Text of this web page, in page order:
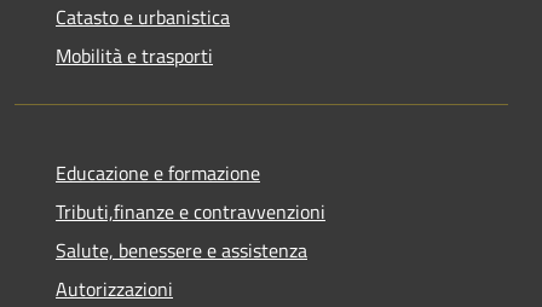
Catasto e urbanistica
Mobilità e trasporti
Educazione e formazione
Tributi,finanze e contravvenzioni
Salute, benessere e assistenza
Autorizzazioni